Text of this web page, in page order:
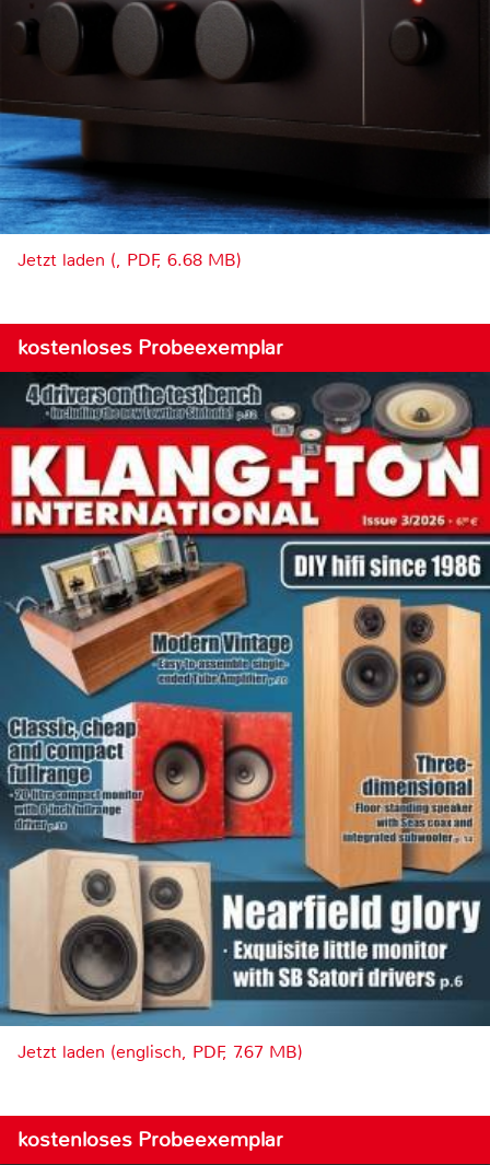
Jetzt laden (, PDF, 6.68 MB)
kostenloses Probeexemplar
Jetzt laden (englisch, PDF, 7.67 MB)
kostenloses Probeexemplar